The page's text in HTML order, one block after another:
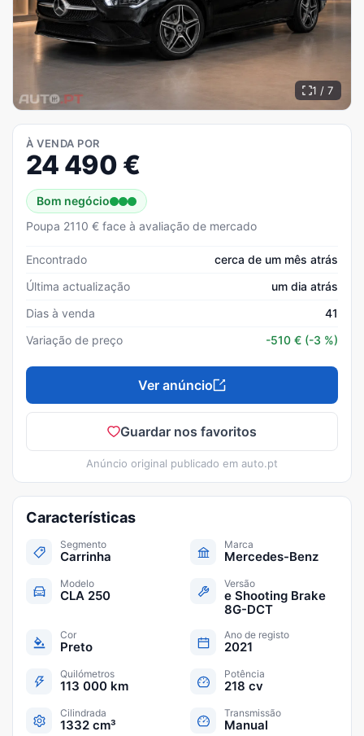
1 / 7
À VENDA POR
24 490 €
Bom negócio
Poupa 2110 € face à avaliação de mercado
Encontrado
cerca de um mês atrás
Última actualização
um dia atrás
Dias à venda
41
Variação de preço
-510 € (-3 %)
Ver anúncio
Guardar nos favoritos
Anúncio original publicado em auto.pt
Características
Segmento
Carrinha
Marca
Mercedes-Benz
Modelo
CLA 250
Versão
e Shooting Brake
8G-DCT
Cor
Preto
Ano de registo
2021
Quilómetros
113 000 km
Potência
218 cv
Cilindrada
1332 cm³
Transmissão
Manual